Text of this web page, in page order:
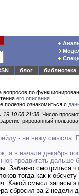
блог
библиотека
вопросов по
его описания
полезно ознакомиться с
19.10.08 21:38 Число
- не вижу смысла.
а в начале декабря
продвигать дальше
Забавно смотриться
тогда как к обсчету
Какой смысл запасы
сбросил за 2 недели